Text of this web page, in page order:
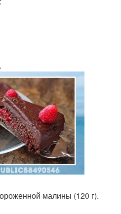
малины (120 г).